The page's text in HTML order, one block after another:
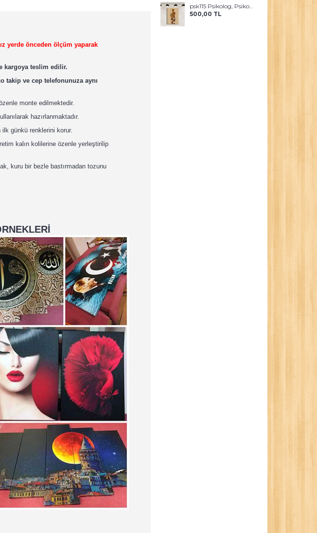
psk115 Psikolog, Psikoterapi ve Psikiyatri Merkezi, Terapi Odası Tablosu Sanatla Terapi
500,00 TL
yerde önceden ölçüm yaparak
kargoya teslim edilir.
takip ve cep telefonunuza aynı
monte edilmektedir.
hazırlanmaktadır.
ilk günkü renklerini korur.
kalın kolilerine özenle yerleştirilip
kuru bir bezle bastırmadan tozunu